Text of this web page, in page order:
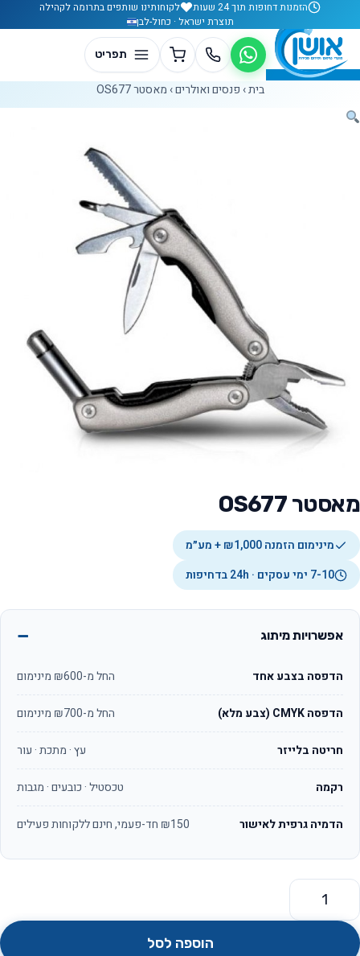
דלג לתוכןהזמנות דחופות תוך 24 שעות
לקוחותינו שותפים בתרומה לקהילה
תוצרת ישראל · כחול-לבן
בית› פנסים ואולרים› מאסטר OS677
מאסטר OS677
מינימום הזמנה ₪1,000 + מע״מ
7-10 ימי עסקים · 24h בדחיפות
אפשרויות מיתוג
הדפסה בצבע אחד החל מ-₪600 מינימום
הדפסה CMYK (צבע מלא) החל מ-₪700 מינימום
חריטה בלייזר עץ · מתכת · עור
רקמה טכסטיל · כובעים · מגבות
הדמיה גרפית לאישור ₪150 חד-פעמי, חינם ללקוחות פעילים
כמות של מאסטר OS677
הוספה לסל